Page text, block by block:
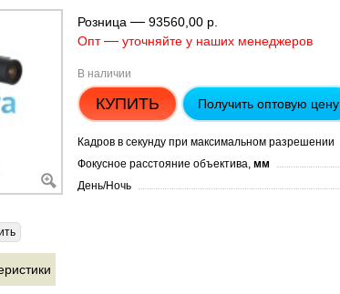
Розница — 93560,00 р.
Опт— уточняйте у наших менеджеров
В наличии
КУПИТЬ
Получить оптовую цену
Кадров в секунду при максимальном разрешении
Фокусное расстояние объектива, мм
День/Ночь